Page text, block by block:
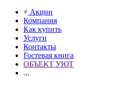
Акции
Компания
Как купить
Услуги
Контакты
Гостевая книга
ОБЪЕКТ УЮТ
...